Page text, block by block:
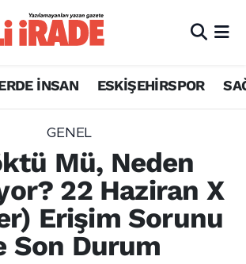
İNSAN ESKİŞEHİRSPOR
GENEL
Mü, Neden
22 Haziran X
Erişim Sorunu
Son Durum